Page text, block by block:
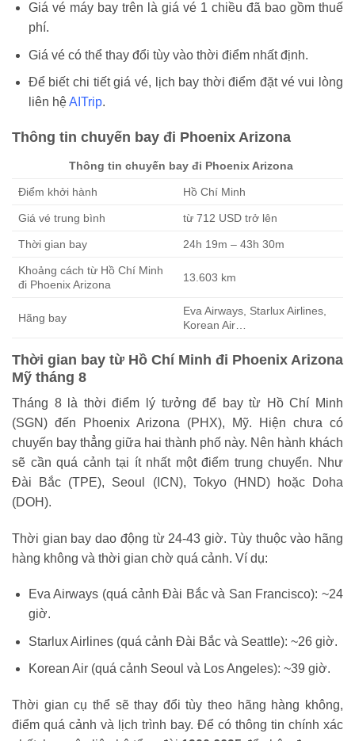
Giá vé máy bay trên là giá vé 1 chiều đã bao gồm thuế
phí.
Giá vé có thể thay đổi tùy vào thời điểm nhất định.
Để biết chi tiết giá vé, lịch bay thời điểm đặt vé vui lòng
liên hệAITrip.
Thông tin chuyến bay đi Phoenix Arizona
Thông tin chuyến bay đi Phoenix Arizona
Điểm khởi hành Hồ Chí Minh
Giá vé trung bình từ 712 USD trở lên
Thời gian bay 24h 19m – 43h 30m
Khoảng cách từ Hồ Chí Minh
đi Phoenix Arizona
13.603 km
Hãng bay
Eva Airways, Starlux Airlines,
Korean Air…
Thời gian bay từ Hồ Chí Minh đi Phoenix Arizona
Mỹ tháng 8
Tháng 8 là thời điểm lý tưởng để bay từ Hồ Chí Minh
(SGN) đến Phoenix Arizona (PHX), Mỹ. Hiện chưa có
chuyến bay thẳng giữa hai thành phố này. Nên hành khách
sẽ cần quá cảnh tại ít nhất một điểm trung chuyển. Như
Đài Bắc (TPE), Seoul (ICN), Tokyo (HND) hoặc Doha
(DOH).
Thời gian bay dao động từ 24-43 giờ. Tùy thuộc vào hãng
hàng không và thời gian chờ quá cảnh. Ví dụ:
Eva Airways (quá cảnh Đài Bắc và San Francisco): ~24
giờ.
Starlux Airlines (quá cảnh Đài Bắc và Seattle): ~26 giờ.
Korean Air (quá cảnh Seoul và Los Angeles): ~39 giờ.
Thời gian cụ thể sẽ thay đổi tùy theo hãng hàng không,
điểm quá cảnh và lịch trình bay. Để có thông tin chính xác